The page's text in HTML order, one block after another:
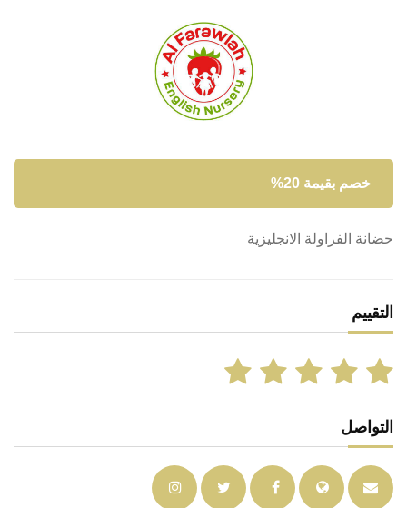
خصم بقيمة 20%
حضانة الفراولة الانجليزية
التقييم
التواصل